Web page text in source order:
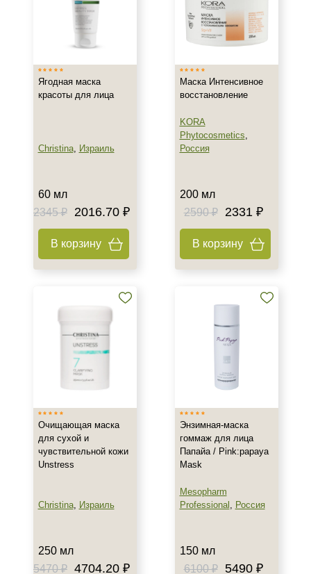
Ягодная маска
красоты для лица
Christina, Израиль
60 мл
2345 ₽
2016.70 ₽
В корзину
Маска Интенсивное
восстановление
KORA
Phytocosmetics,
Россия
200 мл
2590 ₽
2331 ₽
В корзину
Очищающая маска
для сухой и
чувствительной кожи
Unstress
Christina, Израиль
250 мл
5470 ₽ 4704.20 ₽
Энзимная-маска
гоммаж для лица
Папайа / Pink:papaya
Mask
Mesopharm
Professional , Россия
150 мл
6100 ₽
5490 ₽